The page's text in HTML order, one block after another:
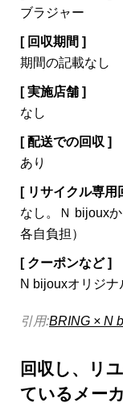
ブラジャー
[ 回収期間 ]
期間の記載なし
[ 実施店舗 ]
なし
[ 配送での回収 ]
あり
[ リサイクル専用
なし。Ｎ bijoux
各自負担）
[ クーポンなど ]
N bijouxオリジナ
引用:BRING × N
回収し、リ
ているメー